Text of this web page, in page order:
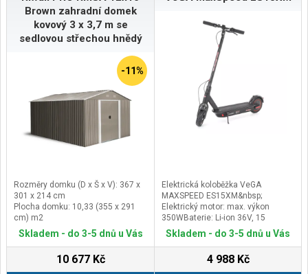
Brown zahradní domek
kovový 3 x 3,7 m se
sedlovou střechou hnědý
-11%
Rozměry domku (D x Š x V): 367 x
301 x 214 cm
Plocha domku: 10,33 (355 x 291
cm) m2
Rozměr dveří (V x Š): 170 x 125 cm
Výška stěny: 172 cm
Skladem - do 3-5 dnů u Vás
10 677 Kč
Elektrická koloběžka VeGA
MAXSPEED ES15XM&nbsp;
Elektrický motor: max. výkon
350WBaterie: Li-ion 36V, 15
AhDojezdová vzdálenost: 50-60
km dle terénu a zatíženíDoba
nastavitelné režimy jízdy 15,20,25
Skladem - do 3-5 dnů u Vás
4 988 Kč